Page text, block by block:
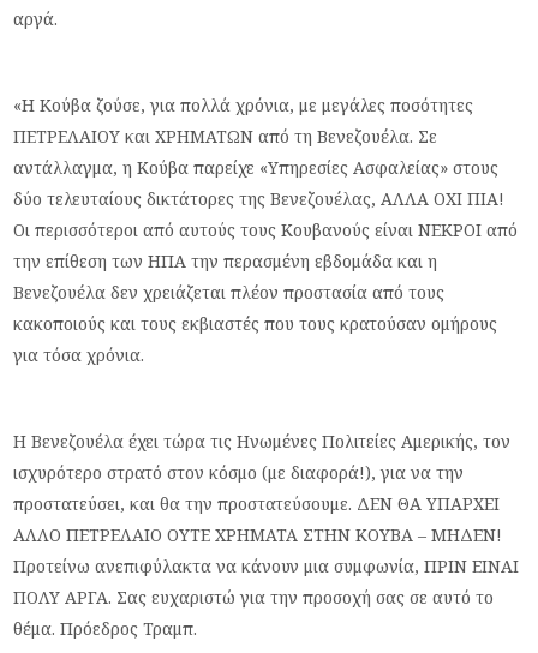
αργά.
«Η Κούβα ζούσε, για πολλά χρόνια, με μεγάλες ποσότητες
ΠΕΤΡΕΛΑΙΟΥ και ΧΡΗΜΑΤΩΝ από τη Βενεζουέλα. Σε
αντάλλαγμα, η Κούβα παρείχε «Υπηρεσίες Ασφαλείας» στους
δύο τελευταίους δικτάτορες της Βενεζουέλας, ΑΛΛΑ ΟΧΙ ΠΙΑ!
Οι περισσότεροι από αυτούς τους Κουβανούς είναι ΝΕΚΡΟΙ από
την επίθεση των ΗΠΑ την περασμένη εβδομάδα και η
Βενεζουέλα δεν χρειάζεται πλέον προστασία από τους
κακοποιούς και τους εκβιαστές που τους κρατούσαν ομήρους
για τόσα χρόνια.
Η Βενεζουέλα έχει τώρα τις Ηνωμένες Πολιτείες Αμερικής, τον
ισχυρότερο στρατό στον κόσμο (με διαφορά!), για να την
προστατεύσει, και θα την προστατεύσουμε. ΔΕΝ ΘΑ ΥΠΑΡΧΕΙ
ΑΛΛΟ ΠΕΤΡΕΛΑΙΟ ΟΥΤΕ ΧΡΗΜΑΤΑ ΣΤΗΝ ΚΟΥΒΑ – ΜΗΔΕΝ!
Προτείνω ανεπιφύλακτα να κάνουν μια συμφωνία, ΠΡΙΝ ΕΙΝΑΙ
ΠΟΛΥ ΑΡΓΑ. Σας ευχαριστώ για την προσοχή σας σε αυτό το
θέμα. Πρόεδρος Τραμπ.